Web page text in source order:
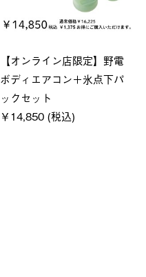
【オンライン店限定】野電
ボディエアコン＋氷点下パ
ックセット
￥14,850 (税込)